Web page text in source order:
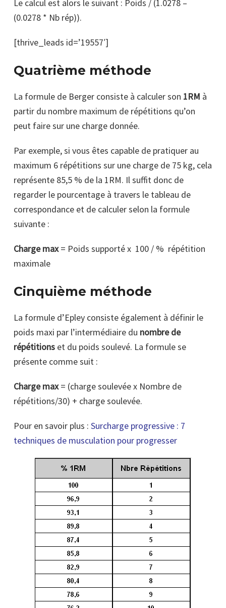
Le calcul est alors le suivant : Poids / (1.0278 –
(0.0278 * Nb rép)).
[thrive_leads id=’19557′]
Quatrième méthode
La formule de Berger consiste à calculer son 1RM à
partir du nombre maximum de répétitions qu’on
peut faire sur une charge donnée.
Par exemple, si vous êtes capable de pratiquer au
maximum 6 répétitions sur une charge de 75 kg, cela
représente 85,5 % de la 1RM. Il suffit donc de
regarder le pourcentage à travers le tableau de
correspondance et de calculer selon la formule
suivante :
Charge max= Poids supporté x 100 / % répétition
maximale
Cinquième méthode
La formule d’Epley consiste également à définir le
poids maxi par l’intermédiaire du nombre de
répétitions et du poids soulevé. La formule se
présente comme suit :
Charge max= (charge soulevée x Nombre de
répétitions/30) + charge soulevée.
Pour en savoir plus : Surcharge progressive : 7
techniques de musculation pour progresser